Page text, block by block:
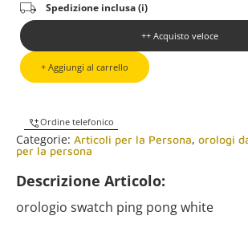
Spedizione inclusa (i)
++ Acquisto veloce
+ Aggiungi al carrello
Ordine telefonico
Categorie: Articoli per la Persona, orologi
per la persona
Descrizione Articolo:
orologio swatch ping pong white